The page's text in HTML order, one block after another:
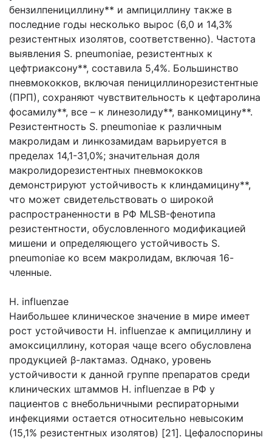
бензилпенициллину** и ампициллину также в
последние годы несколько вырос (6,0 и 14,3%
резистентных изолятов, соответственно). Частота
выявления S. pneumoniae, резистентных к
цефтриаксону**, составила 5,4%. Большинство
пневмококков, включая пенициллинорезистентные
(ПРП), сохраняют чувствительность к цефтаролина
фосамилу**, все – к линезолиду**, ванкомицину**.
Резистентность S. pneumoniae к различным
макролидам и линкозамидам варьируется в
пределах 14,1-31,0%; значительная доля
макролидорезистентных пневмококков
демонстрируют устойчивость к клиндамицину**,
что может свидетельствовать о широкой
распространенности в РФ MLSB-фенотипа
резистентности, обусловленного модификацией
мишени и определяющего устойчивость S.
pneumoniae ко всем макролидам, включая 16-
членные.
H. influenzae
Наибольшее клиническое значение в мире имеет
рост устойчивости H. influenzae к ампициллину и
амоксициллину, которая чаще всего обусловлена
продукцией β-лактамаз. Однако, уровень
устойчивости к данной группе препаратов среди
клинических штаммов H. influenzae в РФ у
пациентов с внебольничными респираторными
инфекциями остается относительно невысоким
(15,1% резистентных изолятов) [21]. Цефалоспорины